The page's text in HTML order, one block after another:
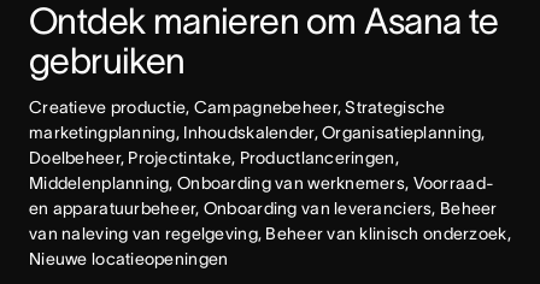
Ontdek manieren om Asana te
gebruiken
Creatieve productie, Campagnebeheer, Strategische
marketingplanning, Inhoudskalender, Organisatieplanning,
Doelbeheer, Projectintake, Productlanceringen,
Middelenplanning, Onboarding van werknemers, Voorraad-
en apparatuurbeheer, Onboarding van leveranciers, Beheer
van naleving van regelgeving, Beheer van klinisch onderzoek,
Nieuwe locatieopeningen